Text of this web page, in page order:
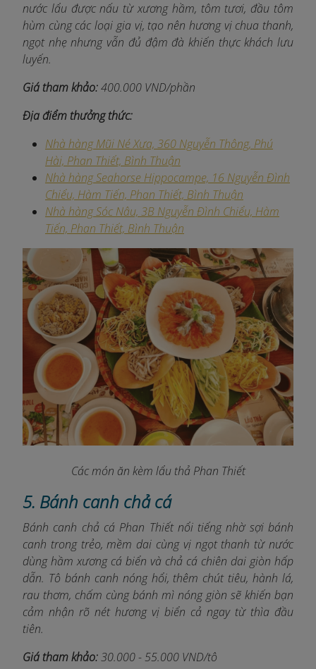
nước lẩu được nấu từ xương hầm, tôm tươi, đầu tôm
hùm cùng các loại gia vị, tạo nên hương vị chua thanh,
ngọt nhẹ nhưng vẫn đủ đậm đà khiến thực khách lưu
luyến.
Giá tham khảo:400.000 VND/phần
Địa điểm thưởng thức:
Nhà hàng Mũi Né Xưa, 360 Nguyễn Thông, Phú
Hài, Phan Thiết, Bình Thuận
Nhà hàng Seahorse Hippocampe, 16 Nguyễn Đình
Chiểu, Hàm Tiến, Phan Thiết, Bình Thuận
Nhà hàng Sóc Nâu, 3B Nguyễn Đình Chiểu, Hàm
Tiến, Phan Thiết, Bình Thuận
Các món ăn kèm lẩu thả Phan Thiết
5. Bánh canh chả cá
Bánh canh chả cá Phan Thiết nổi tiếng nhờ sợi bánh
canh trong trẻo, mềm dai cùng vị ngọt thanh từ nước
dùng hầm xương cá biển và chả cá chiên dai giòn hấp
dẫn. Tô bánh canh nóng hổi, thêm chút tiêu, hành lá,
rau thơm, chấm cùng bánh mì nóng giòn sẽ khiến bạn
cảm nhận rõ nét hương vị biển cả ngay từ thìa đầu
tiên.
Giá tham khảo:30.000 - 55.000 VND/tô